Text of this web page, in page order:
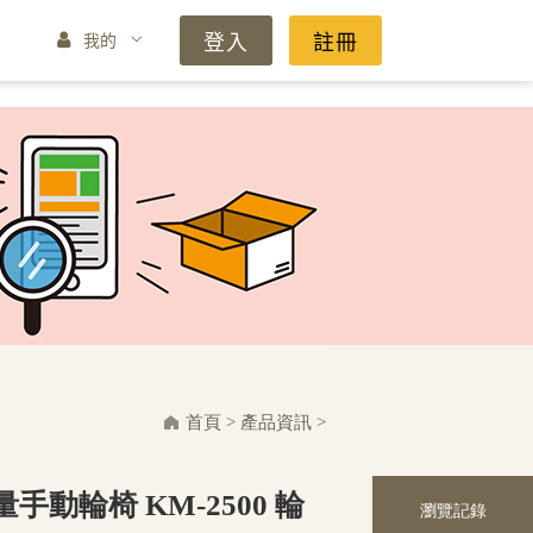
我的 登入 註冊
首頁 > 產品資訊 >
手動輪椅 KM-2500 輪 瀏覽記錄